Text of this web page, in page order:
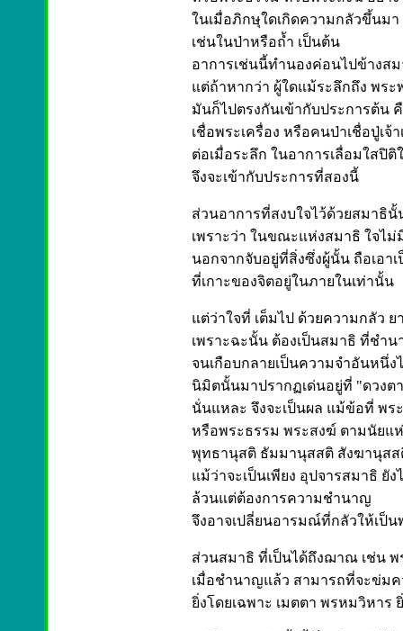
ในเมื่อภิกษุใดเกิดความกลัวขึ้นม
เช่นในป่าหรือถ้ำ เป็นต้น
อาการเช่นนี้ทำนองค่อนไปข้างส
แต่ถ้าหากว่า ผู้ใดแม้ระลึกถึง พร
มันก็ไปตรงกันเข้ากับประการต้น
เชื่อพระเครื่อง หรือคนป่าเชื่อปู่เจ้า
ต่อเมื่อระลึก ในอาการเลื่อมใสปิ
จึงจะเข้ากับประการที่สองนี้
ส่วนอาการที่สงบใจไว้ด้วยสมาธิ
เพราะว่า ในขณะแห่งสมาธิ ใจไม่
นอกจากจับอยู่ที่สิ่งซึ่งผู้นั้น ถือเอ
ที่เกาะของจิตอยู่ในภายในเท่านั้น
แต่ว่าใจที่ เต็มไป ด้วยความกลัว
เพราะฉะนั้น ต้องเป็นสมาธิ ที่ชำน
จนเกือบกลายเป็นความจำอันหนึ่ง
นิมิตนั้นมาปรากฏเด่นอยู่ที่ "ดวงต
นั่นแหละ จึงจะเป็นผล แม้ข้อที่ พร
หรือพระธรรม พระสงฆ์ ตามนัยแ
พุทธานุสติ ธัมมานุสสติ สังฆานุสส
แม้ว่าจะเป็นเพียง อุปจารสมาธิ
ล้วนแต่ต้องการความชำนาญ
จึงอาจเปลี่ยนอารมณ์ที่กลัวให้เป็
ส่วนสมาธิ ที่เป็นได้ถึงฌาณ เช่น พ
เมื่อชำนาญแล้ว สามารถที่จะข่มค
ยิ่งโดยเฉพาะ เมตตา พรหมวิหาร